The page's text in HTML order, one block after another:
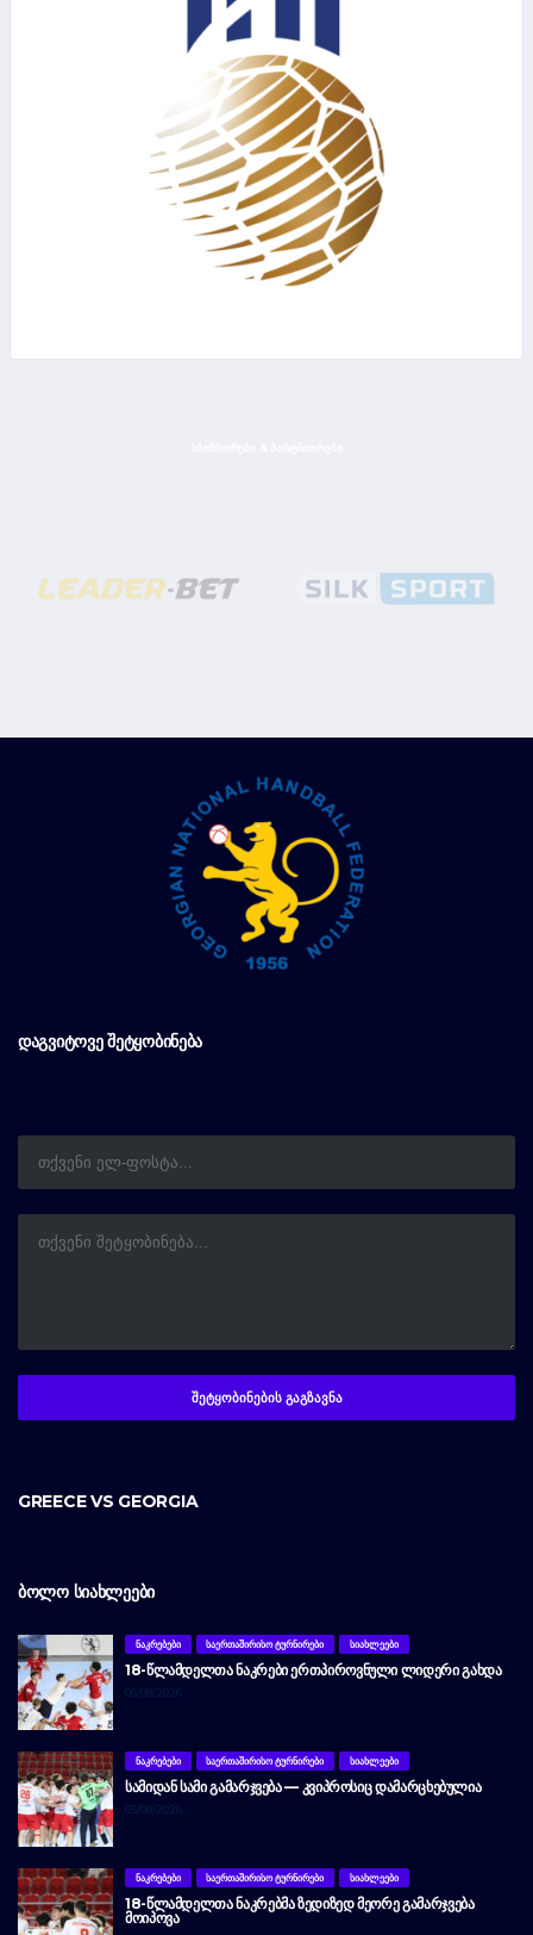
ᲓᲐᲒᲕᲘᲢᲝᲕᲔ ᲨᲔᲢᲧᲝᲑᲘᲜᲔᲑᲐ
GREECE VS GEORGIA
ᲑᲝᲚᲝ ᲡᲘᲐᲮᲚᲔᲔᲑᲘ
ᲜᲐᲙᲠᲔᲑᲔᲑᲘ ᲡᲐᲔᲠᲗᲐᲨᲘᲠᲘᲡᲝ ᲢᲣᲠᲜᲘᲠᲔᲑᲘ ᲡᲘᲐᲮᲚᲔᲔᲑᲘ
18-ᲬᲚᲐᲛᲓᲔᲚᲗᲐ ᲜᲐᲙᲠᲔᲑᲘ ᲔᲠᲗᲞᲘᲠᲝᲕᲜᲣᲚᲘ ᲚᲘᲓᲔᲠᲘ ᲒᲐᲮᲓᲐ
06/08/2026
ᲜᲐᲙᲠᲔᲑᲔᲑᲘ ᲡᲐᲔᲠᲗᲐᲨᲘᲠᲘᲡᲝ ᲢᲣᲠᲜᲘᲠᲔᲑᲘ ᲡᲘᲐᲮᲚᲔᲔᲑᲘ
ᲡᲐᲛᲘᲓᲐᲜ ᲡᲐᲛᲘ ᲒᲐᲛᲐᲠᲯᲕᲔᲑᲐ — ᲙᲕᲘᲞᲠᲝᲡᲘᲪ ᲓᲐᲛᲐᲠᲪᲮᲔᲑᲣᲚᲘᲐ
05/08/2026
ᲜᲐᲙᲠᲔᲑᲔᲑᲘ ᲡᲐᲔᲠᲗᲐᲨᲘᲠᲘᲡᲝ ᲢᲣᲠᲜᲘᲠᲔᲑᲘ ᲡᲘᲐᲮᲚᲔᲔᲑᲘ
18-ᲬᲚᲐᲛᲓᲔᲚᲗᲐ ᲜᲐᲙᲠᲔᲑᲛᲐ ᲖᲔᲓᲘᲖᲔᲓ ᲛᲔᲝᲠᲔ ᲒᲐᲛᲐᲠᲯᲕᲔᲑᲐ
ᲛᲝᲘᲞᲝᲕᲐ